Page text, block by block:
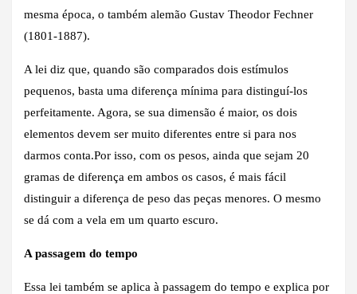
mesma época, o também alemão Gustav Theodor Fechner
(1801-1887).
A lei diz que, quando são comparados dois estímulos
pequenos, basta uma diferença mínima para distinguí-los
perfeitamente. Agora, se sua dimensão é maior, os dois
elementos devem ser muito diferentes entre si para nos
darmos conta.Por isso, com os pesos, ainda que sejam 20
gramas de diferença em ambos os casos, é mais fácil
distinguir a diferença de peso das peças menores. O mesmo
se dá com a vela em um quarto escuro.
A passagem do tempo
Essa lei também se aplica à passagem do tempo e explica por